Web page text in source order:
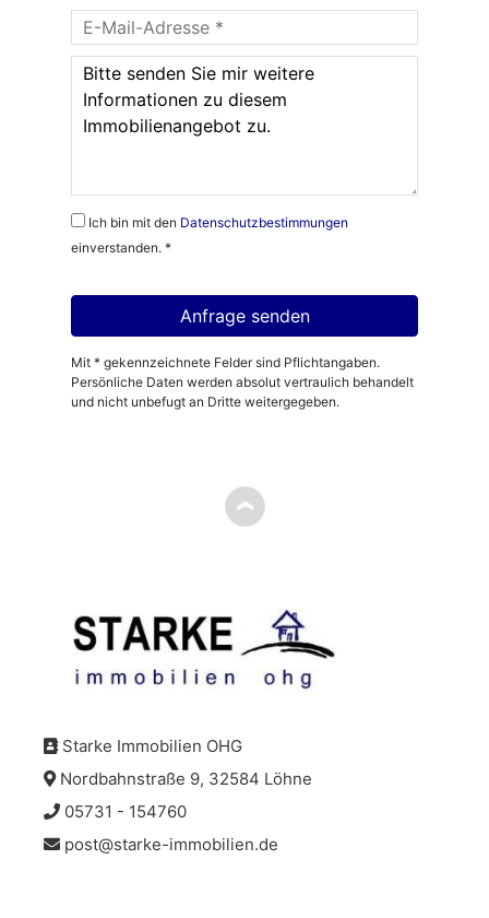
Ich bin mit den Datenschutzbestimmungen
einverstanden. *
Mit * gekennzeichnete Felder sind Pflichtangaben.
Persönliche Daten werden absolut vertraulich behandelt
und nicht unbefugt an Dritte weitergegeben.
Starke Immobilien OHG
Nordbahnstraße 9, 32584 Löhne
05731 - 154760
post@starke-immobilien.de